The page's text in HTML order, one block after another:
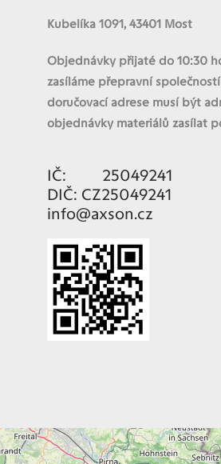
Kubelíka 1091, 43401 Most
Objednávky přijaté do 10:30
zasíláme přepravní
doručovací adrese musí být
objednávky materiálů zasílat
IČ: 25049241
DIČ: CZ25049241
info@axson.cz